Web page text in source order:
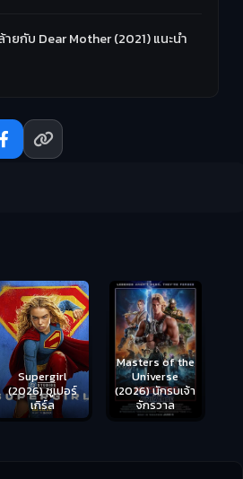
ยกับ Dear Mother (2021) แนะนำ
Masters of the
Universe
(2026) นักรบเจ้า
จักรวาล